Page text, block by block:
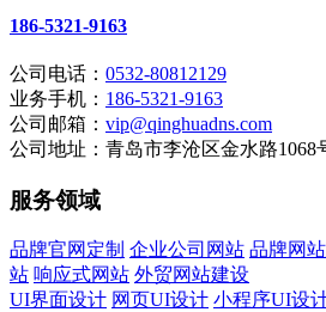
186-5321-9163
公司电话： 0532-80812129
业务手机： 186-5321-9163
公司邮箱： vip@qinghuadns.com
公司地址：青岛市李沧区金水路1068
服务领域
品牌官网定制 企业公司网站 品牌网
站 响应式网站 外贸网站建设
UI界面设计 网页UI设计 小程序UI设